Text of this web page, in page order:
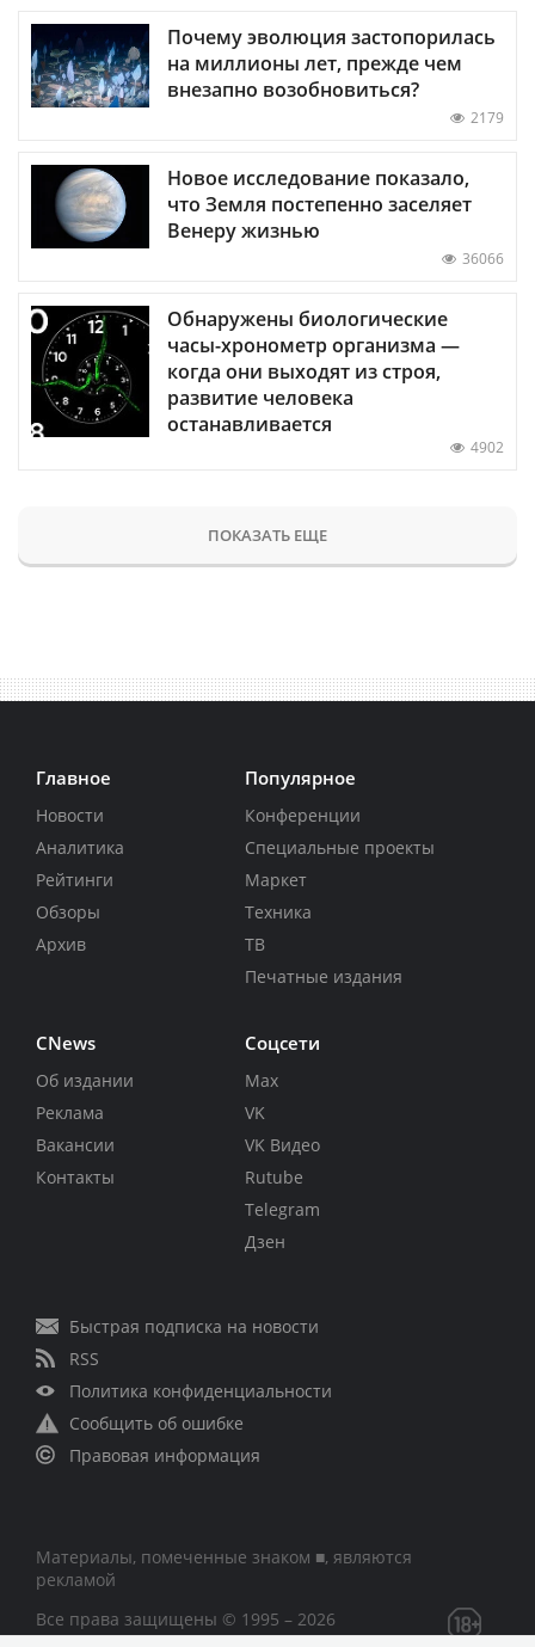
Почему эволюция застопорилась
на миллионы лет, прежде чем
внезапно возобновиться?
2179
Новое исследование показало,
что Земля постепенно заселяет
Венеру жизнью
36066
Обнаружены биологические
часы-хронометр организма —
когда они выходят из строя,
развитие человека
останавливается
4902
ПОКАЗАТЬ ЕЩЕ
Главное
Новости
Аналитика
Рейтинги
Обзоры
Архив
Популярное
Конференции
Специальные проекты
Маркет
Техника
ТВ
Печатные издания
CNews
Об издании
Реклама
Вакансии
Контакты
Соцсети
Max
VK
VK Видео
Rutube
Telegram
Дзен
Быстрая подписка на новости
RSS
Политика конфиденциальности
Сообщить об ошибке
Правовая информация
Материалы, помеченные знаком ■, являются
рекламой
Все права защищены © 1995 – 2026